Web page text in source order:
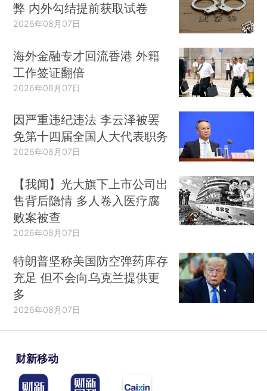
弊 内外勾结提前获取试卷
2026年08月07日
海外金融专才回流香港 外籍
工作签证翻倍
2026年08月07日
因严重违纪违法 李云泽被罢
免第十四届全国人大代表职务
2026年08月07日
【我闻】光大旗下上市公司出
售背后隐情 多人卷入医疗腐
败案被查
2026年08月07日
特朗普坚称美国防空弹药库存
充足 但不会向乌克兰提供更
多
2026年08月07日
财新移动